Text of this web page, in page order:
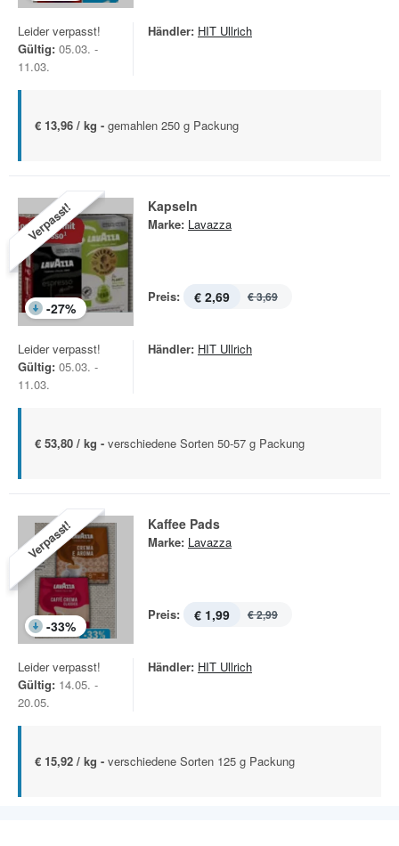
Leider verpasst!
Gültig: 05.03. -
11.03.
Händler: HIT Ullrich
€ 13,96 / kg - gemahlen 250 g Packung
Verpasst!
-27%
Kapseln
Marke: Lavazza
Preis: € 2,69 € 3,69
Leider verpasst!
Gültig: 05.03. -
11.03.
Händler: HIT Ullrich
€ 53,80 / kg - verschiedene Sorten 50-57 g Packung
Verpasst!
-33%
Kaffee Pads
Marke: Lavazza
Preis: € 1,99 € 2,99
Leider verpasst!
Gültig: 14.05. -
20.05.
Händler: HIT Ullrich
€ 15,92 / kg - verschiedene Sorten 125 g Packung